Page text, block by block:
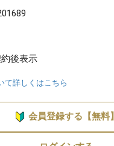
後表示
て詳しくはこちら
会員登録する【無料】